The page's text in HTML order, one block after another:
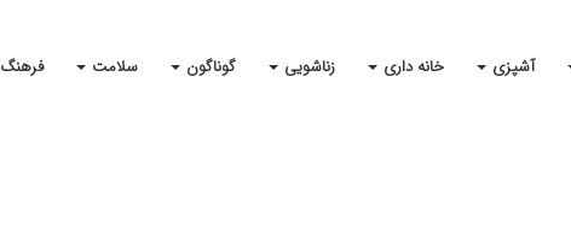
آشپزی خانه داری زناشویی گوناگون سلامت